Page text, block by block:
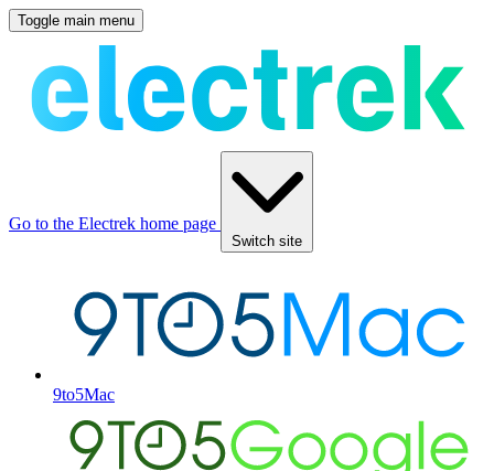
Toggle main menu
Go to the Electrek home page
Switch site
9to5Mac